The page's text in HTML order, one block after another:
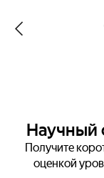
Научный
Получите
оценкой